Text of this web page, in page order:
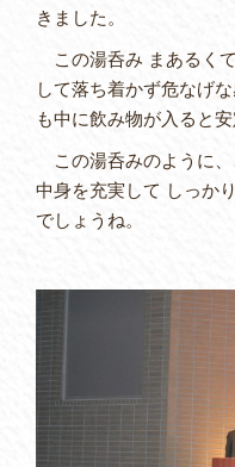
きました。
この湯呑み まあるく
して落ち着かず危なげ
も中に飲み物が入ると
この湯呑みのように
中身を充実して しっか
でしょうね。